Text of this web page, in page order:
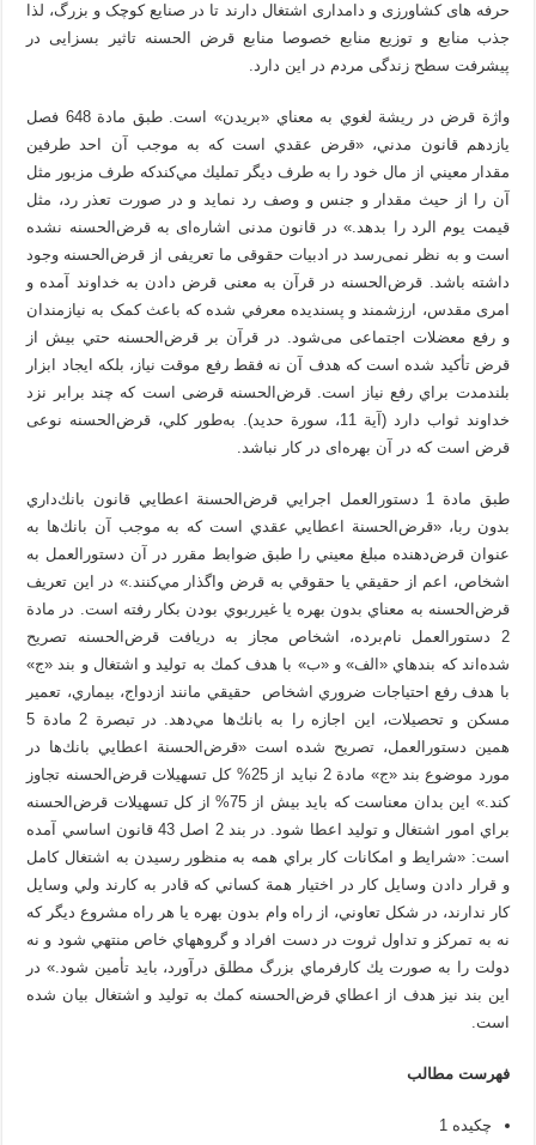
حرفه های کشاورزی و دامداری اشتغال دارند تا در صنایع کوچک و بزرگ، لذا
جذب منابع و توزیع منابع خصوصا منابع قرض الحسنه تاثیر بسزایی در
پیشرفت سطح زندگی مردم در این دارد.
واژة قرض در ريشة لغوي به معناي «بريدن» است. طبق مادة 648 فصل
يازدهم قانون مدني، «قرض عقدي است كه به‌ موجب آن احد طرفين
مقدار معيني از مال خود را به‌ طرف ديگر تمليك مي‌كندكه طرف مزبور مثل
آن را از حيث مقدار و جنس و وصف رد نمايد و در صورت تعذر رد، مثل
قيمت يوم‌ الرد را بدهد.» در قانون مدنی اشاره‌ای‌ به قرض‌الحسنه نشده
است و به ‌نظر نمی‌رسد در ادبیات حقوقی ما تعریفی از قرض‌الحسنه وجود
داشته باشد. قرض‌الحسنه در قرآن به معنی قرض دادن به خداوند آمده و
امری مقدس، ارزشمند و پسندیده معرفي شده که باعث کمک به نیازمندان
و رفع معضلات اجتماعی می‌شود. در قرآن بر قرض‌الحسنه حتي بيش از
قرض تأكيد شده است كه هدف آن نه فقط رفع موقت نياز، بلكه ايجاد ابزار
بلندمدت براي رفع نياز است. قرض‌الحسنه قرضی است که چند برابر نزد
خداوند ثواب دارد (آية 11، سورة حديد). به‌طور كلي، قرض‌الحسنه نوعی
قرض است که در آن بهره‌ای در کار نباشد.
طبق مادة 1 دستورالعمل اجرايي قرض‌الحسنة اعطايي قانون بانك‌داري
بدون ربا، «قرض‌الحسنة اعطايي عقدي است كه به موجب آن بانك‌ها به
عنوان قرض‌دهنده مبلغ معيني را طبق ضوابط مقرر در آن دستورالعمل به
اشخاص، اعم از حقيقي يا حقوقي به قرض واگذار مي‌كنند.» در اين تعريف
قرض‌الحسنه به معناي بدون بهره يا غيرربوي بودن بكار رفته است. در مادة
2 دستورالعمل نام‌برده، اشخاص مجاز به دريافت قرض‌الحسنه تصريح
شده‌اند كه بندهاي «الف» و «ب» با هدف كمك به توليد و اشتغال و بند «ج»
با هدف رفع احتياجات ضروري اشخاص حقيقي مانند ازدواج، بيماري، تعمير
مسكن و تحصيلات، اين اجازه را به بانك‌ها مي‌دهد. در تبصرة 2 مادة 5
همين دستورالعمل، تصريح شده است «قرض‌الحسنة اعطايي بانك‌ها در
مورد موضوع بند «ج» مادة 2 نبايد از 25% كل تسهيلات قرض‌الحسنه تجاوز
كند.» اين بدان معناست كه بايد بيش از 75% از كل تسهيلات قرض‌الحسنه
براي امور اشتغال و توليد اعطا شود. در بند 2 اصل 43 قانون اساسي آمده
است: «‏شرايط و امكانات‏ كار براي‏ همه‏ به‏ منظور رسيدن‏ به‏ اشتغال‏ كامل‏
و قرار دادن‏ وسايل‏ كار در اختيار همة‏ كساني‏ كه‏ قادر به‏ كارند ولي‏ وسايل‏
كار ندارند، در شكل‏ تعاوني‏، از راه‏ وام‏ بدون‏ بهره‏ يا هر راه‏ مشروع‏ ديگر كه‏
نه‏ به‏ تمركز و تداول‏ ثروت‏ در دست‏ افراد و گروه‏هاي‏ خاص‏ منتهي‏ شود و نه‏
دولت‏ را به‏ صورت‏ يك‏ كارفرماي‏ بزرگ‏ مطلق‏ درآورد، بايد تأمين شود.» در
اين بند نيز هدف از اعطاي قرض‌الحسنه كمك به توليد و اشتغال بيان شده
است.
فهرست مطالب
چکیده 1